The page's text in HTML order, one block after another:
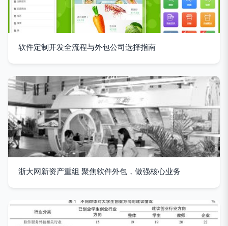
软件定制开发全流程与外包公司选择指南
浙大网新资产重组 聚焦软件外包，做强核心业务